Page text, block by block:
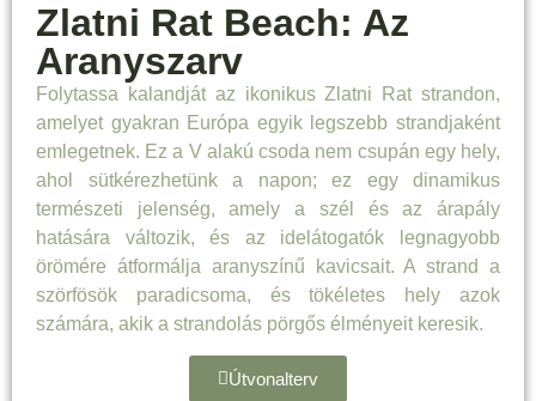
Zlatni Rat Beach: Az
Aranyszarv
Folytassa kalandját az ikonikus Zlatni Rat strandon,
amelyet gyakran Európa egyik legszebb strandjaként
emlegetnek. Ez a V alakú csoda nem csupán egy hely,
ahol sütkérezhetünk a napon; ez egy dinamikus
természeti jelenség, amely a szél és az árapály
hatására változik, és az idelátogatók legnagyobb
örömére átformálja aranyszínű kavicsait. A strand a
szörfösök paradicsoma, és tökéletes hely azok
számára, akik a strandolás pörgős élményeit keresik.
Útvonalterv